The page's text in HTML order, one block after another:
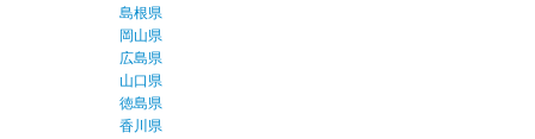
島根県
岡山県
広島県
山口県
徳島県
香川県